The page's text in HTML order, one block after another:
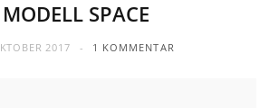
MODELL SPACE
2017 1 KOMMENTAR